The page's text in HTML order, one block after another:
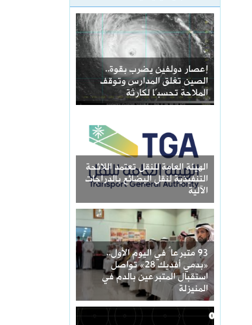
إعصار دولفين يضرب بقوة..
الصين تغلق المدارس وتوقف
الملاحة تحسبًا لكارثة
الهيئة العامة للنقل تعتمد اللائحة
التنفيذية لنقل البضائع بالدراجات
الآلية
93 متبرعاً في اليوم الأول..
«بدمي أفديك 28» تواصل
استقبال المتبرعين بالدم في
المنيزلة